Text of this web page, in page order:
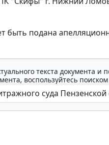
быть подана
текста документа
воспользуйтесь